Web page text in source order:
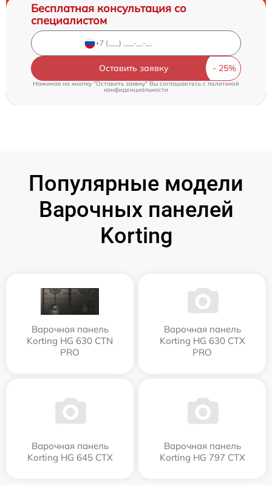
Бесплатная консультация со
специалистом
Оставить заявку
Нажимая на кнопку "Оставить заявку" Вы соглашаетесь cполитикой
конфиденциальности
Популярные модели
Варочных панелей
Korting
Варочная панель
Korting HG 630 CTN
PRO
Варочная панель
Korting HG 630 CTX
PRO
Варочная панель
Korting HG 645 CTX
Варочная панель
Korting HG 797 CTX